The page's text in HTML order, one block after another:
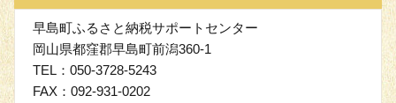
早島町ふるさと納税サポートセンター
岡山県都窪郡早島町前潟360-1
TEL：050-3728-5243
FAX：092-931-0202